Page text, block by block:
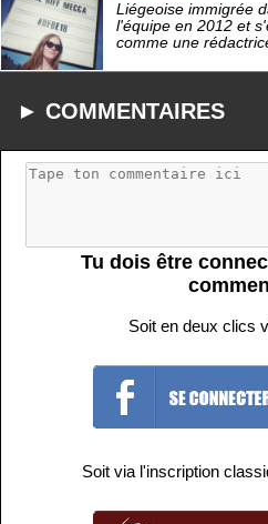
Liégeoise immigrée
l'équipe en 2012 et
comme une
► COMMENTAIRES
Tu dois être
Soit en deux clics
Soit via l'inscription